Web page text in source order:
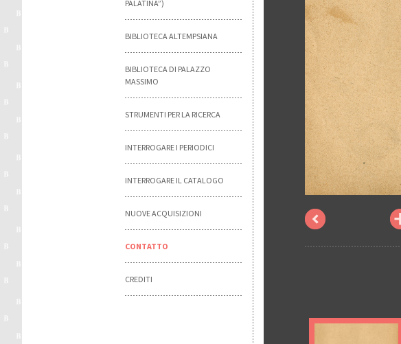
PALATINA”)
BIBLIOTECA ALTEMPSIANA
BIBLIOTECA DI PALAZZO
MASSIMO
STRUMENTI PER LA RICERCA
INTERROGARE I PERIODICI
INTERROGARE IL CATALOGO
NUOVE ACQUISIZIONI
CONTATTO
CREDITI